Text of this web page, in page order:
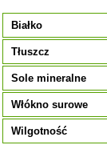
Białko
Tłuszcz
Sole mineralne
Włókno surowe
Wilgotność